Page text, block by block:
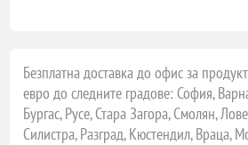
Безплатна доставка до офис за
евро до следните градове: София,
Бургас, Русе, Стара Загора, Смолян,
Силистра, Разград, Кюстендил, Враца,